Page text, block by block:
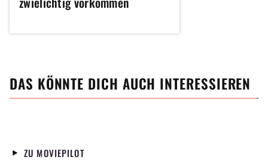
DAS KÖNNTE DICH AUCH INTERESSIEREN
ZU MOVIEPILOT